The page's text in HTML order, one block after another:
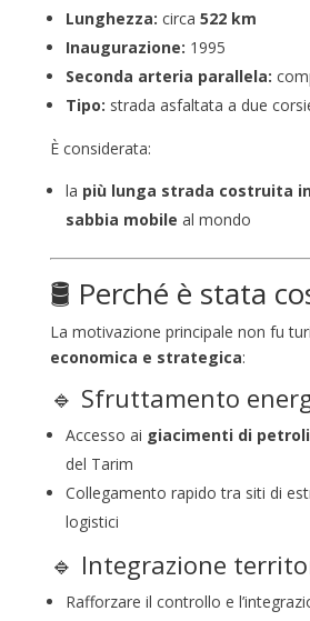
Lunghezza: circa 522 km
Inaugurazione: 1995
Seconda arteria parallela:
Tipo: strada asfaltata a due
È considerata:
la più lunga strada costruita
sabbia mobile al mondo
🛢️ Perché è stata
La motivazione principale non fu
economica e strategica:
🔹 Sfruttamento
Accesso ai giacimenti di
del Tarim
Collegamento rapido tra siti di
logistici
🔹 Integrazione
Rafforzare il controllo e